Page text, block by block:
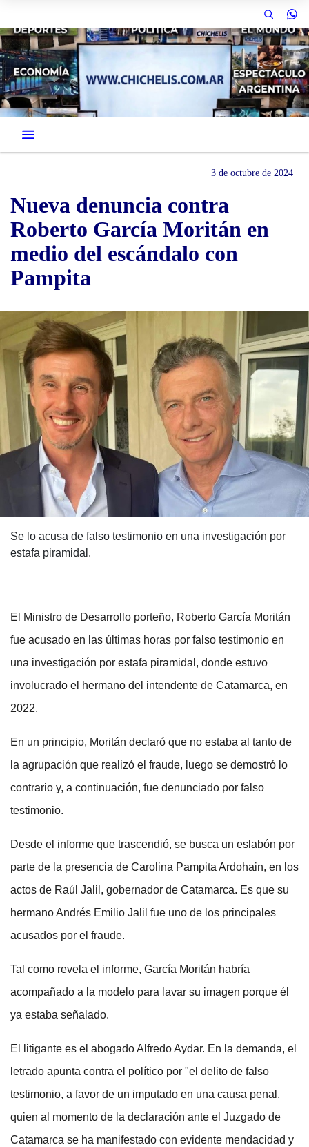
3 de octubre de 2024
Nueva denuncia contra
Roberto García Moritán en
medio del escándalo con
Pampita
Se lo acusa de falso testimonio en una investigación por
estafa piramidal.
El Ministro de Desarrollo porteño, Roberto García Moritán
fue acusado en las últimas horas por falso testimonio en
una investigación por estafa piramidal, donde estuvo
involucrado el hermano del intendente de Catamarca, en
2022.
En un principio, Moritán declaró que no estaba al tanto de
la agrupación que realizó el fraude, luego se demostró lo
contrario y, a continuación, fue denunciado por falso
testimonio.
Desde el informe que trascendió, se busca un eslabón por
parte de la presencia de Carolina Pampita Ardohain, en los
actos de Raúl Jalil, gobernador de Catamarca. Es que su
hermano Andrés Emilio Jalil fue uno de los principales
acusados por el fraude.
Tal como revela el informe, García Moritán habría
acompañado a la modelo para lavar su imagen porque él
ya estaba señalado.
El litigante es el abogado Alfredo Aydar. En la demanda, el
letrado apunta contra el político por "el delito de falso
testimonio, a favor de un imputado en una causa penal,
quien al momento de la declaración ante el Juzgado de
Catamarca se ha manifestado con evidente mendacidad y